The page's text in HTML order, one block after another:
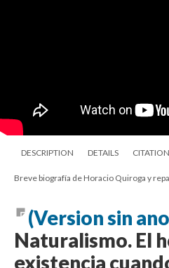
DESCRIPTION DETAILS
Breve biografía de Horacio Quiroga y
(Version sin
Naturalismo. El
existencia